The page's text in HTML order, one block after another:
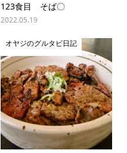
123食目 そば〇
2022.05.19
オヤジのグルタビ日記